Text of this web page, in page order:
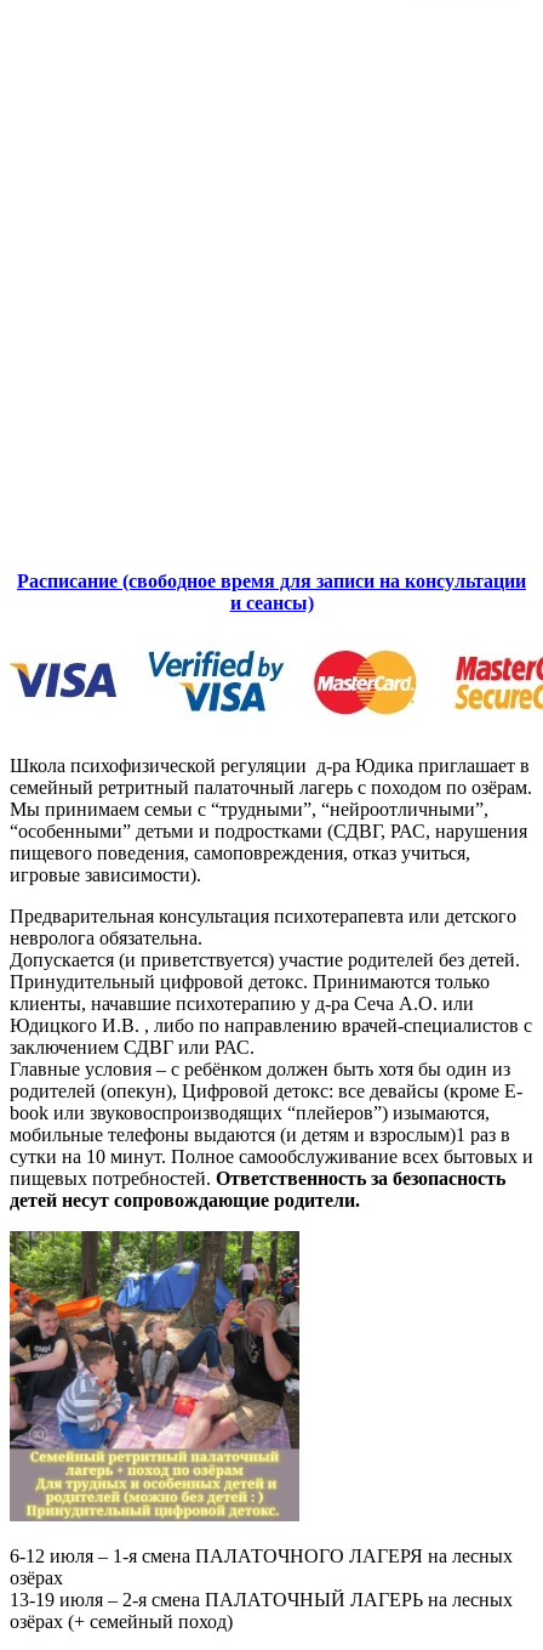
Расписание (свободное время для записи на консультации
и сеансы)
Школа психофизической регуляции д-ра Юдика приглашает в
семейный ретритный палаточный лагерь с походом по озёрам.
Мы принимаем семьи с “трудными”, “нейроотличными”,
“особенными” детьми и подростками (СДВГ, РАС, нарушения
пищевого поведения, самоповреждения, отказ учиться,
игровые зависимости).
Предварительная консультация психотерапевта или детского
невролога обязательна.
Допускается (и приветствуется) участие родителей без детей.
Принудительный цифровой детокс. Принимаются только
клиенты, начавшие психотерапию у д-ра Сеча А.О. или
Юдицкого И.В. , либо по направлению врачей-специалистов с
заключением СДВГ или РАС.
Главные условия – с ребёнком должен быть хотя бы один из
родителей (опекун), Цифровой детокс: все девайсы (кроме Е-
book или звуковоспроизводящих “плейеров”) изымаются,
мобильные телефоны выдаются (и детям и взрослым)1 раз в
сутки на 10 минут. Полное самообслуживание всех бытовых и
пищевых потребностей. Ответственность за безопасность
детей несут сопровождающие родители.
6-12 июля – 1-я смена ПАЛАТОЧНОГО ЛАГЕРЯ на лесных
озёрах
13-19 июля – 2-я смена ПАЛАТОЧНЫЙ ЛАГЕРЬ на лесных
озёрах (+ семейный поход)